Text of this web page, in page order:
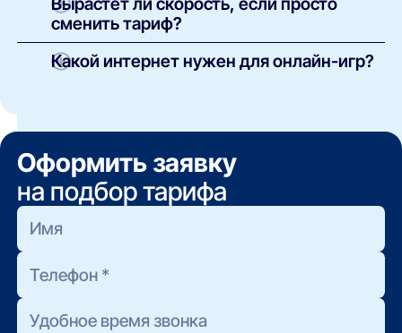
провайдеры на оптике GPON. Реальная
скорость вашего дома зависит от технологии
подключения — проверьте адрес.
сменить тариф?
Если технология дома позволяет — да, апгрейд
применяется удалённо за минуты. Если дом на
Какой интернет нужен для онлайн-игр?
Оформить заявку
на подбор тарифа